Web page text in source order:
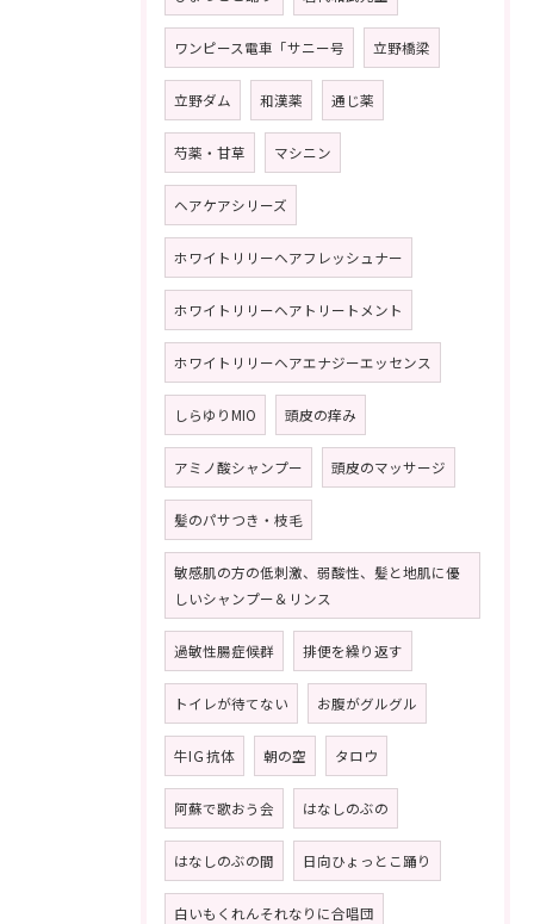
ワンピース電車「サニー号 立野橋梁
立野ダム 和漢薬 通じ薬
芍薬・甘草 マシニン
ヘアケアシリーズ
ホワイトリリーヘアフレッシュナー
ホワイトリリーヘアトリートメント
ホワイトリリーヘアエナジーエッセンス
しらゆりMIO 頭皮の痒み
アミノ酸シャンプー 頭皮のマッサージ
髪のパサつき・枝毛
敏感肌の方の低刺激、弱酸性、髪と地肌に優
しいシャンプー＆リンス
過敏性腸症候群 排便を繰り返す
トイレが待てない お腹がグルグル
牛IＧ抗体 朝の空 タロウ
阿蘇で歌おう会 はなしのぶの
はなしのぶの間 日向ひょっとこ踊り
白いもくれんそれなりに合唱団